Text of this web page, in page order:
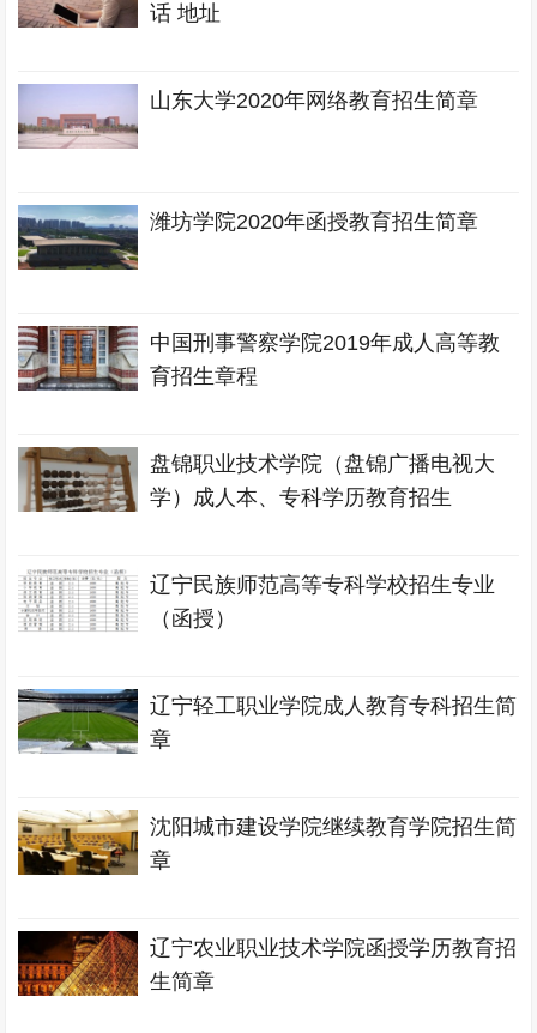
话 地址
山东大学2020年网络教育招生简章
潍坊学院2020年函授教育招生简章
中国刑事警察学院2019年成人高等教
育招生章程
盘锦职业技术学院（盘锦广播电视大
学）成人本、专科学历教育招生
辽宁民族师范高等专科学校招生专业
（函授）
辽宁轻工职业学院成人教育专科招生简
章
沈阳城市建设学院继续教育学院招生简
章
辽宁农业职业技术学院函授学历教育招
生简章